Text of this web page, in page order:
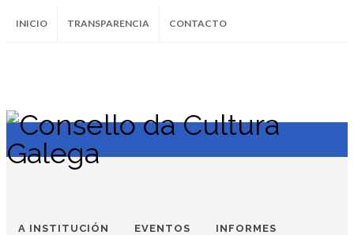
INICIO TRANSPARENCIA CONTACTO
InstagramFacebookTwitter Soundcloud
Youtube
A INSTITUCIÓN EVENTOS INFORMES